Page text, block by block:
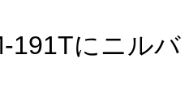
にニルバ